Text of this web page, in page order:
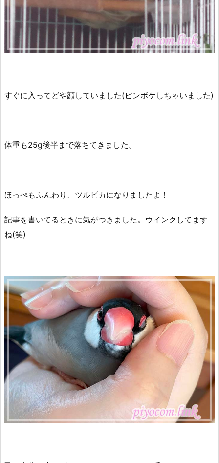
すぐに入ってどや顔していました(ピンボケしちゃいました)
体重も25g後半まで落ちてきました。
ほっぺもふんわり、ツルピカになりましたよ！
記事を書いてるときに気がつきました。ウインクしてます
ね(笑)